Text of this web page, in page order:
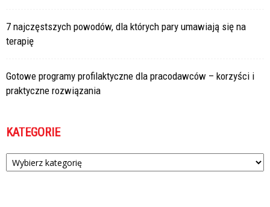
7 najczęstszych powodów, dla których pary umawiają się na
terapię
Gotowe programy profilaktyczne dla pracodawców – korzyści i
praktyczne rozwiązania
KATEGORIE
Kategorie